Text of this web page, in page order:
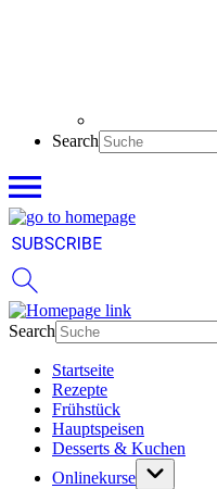
Search
Search
Startseite
Rezepte
Frühstück
Hauptspeisen
Desserts & Kuchen
Onlinekurse